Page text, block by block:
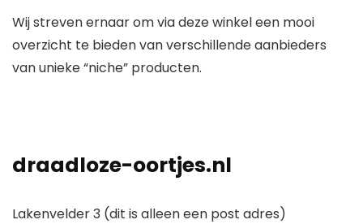
Wij streven ernaar om via deze winkel een mooi
overzicht te bieden van verschillende aanbieders
van unieke “niche” producten.
draadloze-oortjes.nl
Lakenvelder 3 (dit is alleen een post adres)